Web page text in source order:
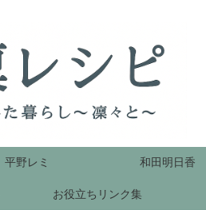
平野レミ 和田明日香
お役立ちリンク集